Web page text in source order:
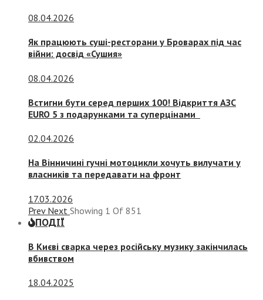
08.04.2026
Як працюють суші-ресторани у Броварах під час
війни: досвід «Сушия»
08.04.2026
Встигни бути серед перших 100! Відкриття АЗС
EURO 5 з подарунками та суперцінами
02.04.2026
На Вінничині гучні мотоцикли хочуть вилучати у
власників та передавати на фронт
17.03.2026
Prev Next Showing 1 Of 851
ПОДІЇ
В Києві сварка через російську музику закінчилась
вбивством
18.04.2025